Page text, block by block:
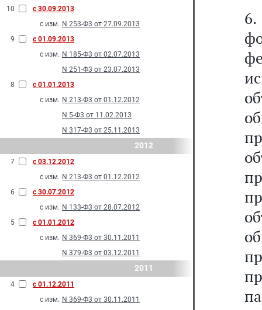
10
с 30.09.2013
с изм. N 253-Ф3 от 27.09.2013
9
с 01.09.2013
с изм. N 185-Ф3 от 02.07.2013
N 251-Ф3 от 23.07.2013
8
с 01.01.2013
с изм. N 213-Ф3 от 01.12.2012
N 5-Ф3 от 11.02.2013
N 317-Ф3 от 25.11.2013
2012
7
с 03.12.2012
с изм. N 213-Ф3 от 01.12.2012
6
с 30.07.2012
с изм. N 133-Ф3 от 28.07.2012
5
с 01.01.2012
с изм. N 369-Ф3 от 30.11.2011
N 379-Ф3 от 03.12.2011
2011
4
с 01.12.2011
с изм. N 369-Ф3 от 30.11.2011